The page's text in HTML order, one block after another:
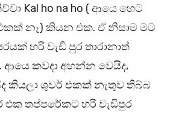
Kal ho na ho ( ආයෙ හෙට
නෑ) කියන එක. ඒ නිසාම මට
හරි වැඩි පුර තාරානාත්
කවදා අහන්න වෙයිද,
කියලා ශුවර් එකක් නැතුව තිබ්බ
එක තප්පරේකට හරි වැඩිපුර